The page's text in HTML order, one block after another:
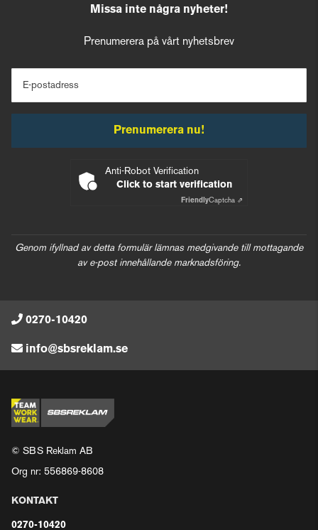
Missa inte några nyheter!
Prenumerera på vårt nyhetsbrev
E-postadress
Prenumerera nu!
Anti-Robot Verification
Click to start verification
FriendlyCaptcha ⇗
Genom ifyllnad av detta formulär lämnas medgivande till mottagande
av e-post innehållande marknadsföring.
0270-10420
info@sbsreklam.se
© SBS Reklam AB
Org nr: 556869-8608
KONTAKT
0270-10420